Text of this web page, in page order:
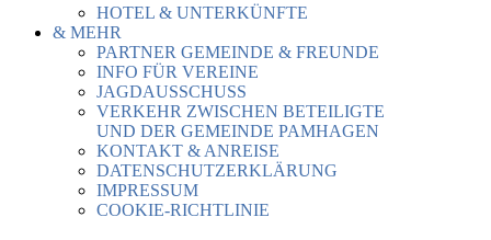
HOTEL & UNTERKÜNFTE
& MEHR
PARTNER GEMEINDE & FREUNDE
INFO FÜR VEREINE
JAGDAUSSCHUSS
VERKEHR ZWISCHEN BETEILIGTE
UND DER GEMEINDE PAMHAGEN
KONTAKT & ANREISE
DATENSCHUTZERKLÄRUNG
IMPRESSUM
COOKIE-RICHTLINIE